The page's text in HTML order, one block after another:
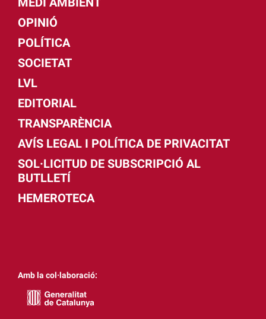
OPINIÓ
POLÍTICA
SOCIETAT
LVL
EDITORIAL
TRANSPARÈNCIA
AVÍS LEGAL I POLÍTICA DE PRIVACITAT
SOL·LICITUD DE SUBSCRIPCIÓ AL
BUTLLETÍ
HEMEROTECA
Amb la col·laboració: